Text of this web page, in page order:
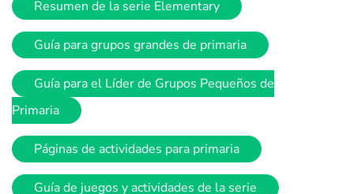
Resumen de la serie Elementary
Guía para grupos grandes de primaria
Guía para el Líder de Grupos Pequeños de
Primaria
Páginas de actividades para primaria
Guía de juegos y actividades de la serie